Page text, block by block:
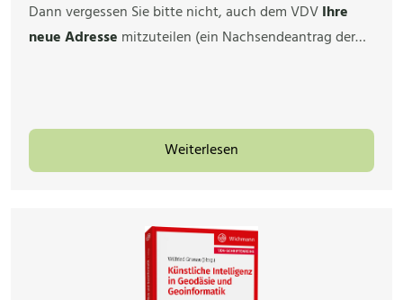
Dann vergessen Sie bitte nicht, auch dem VDVIhre
neue Adresse mitzuteilen (ein Nachsendeantrag der…
Weiterlesen